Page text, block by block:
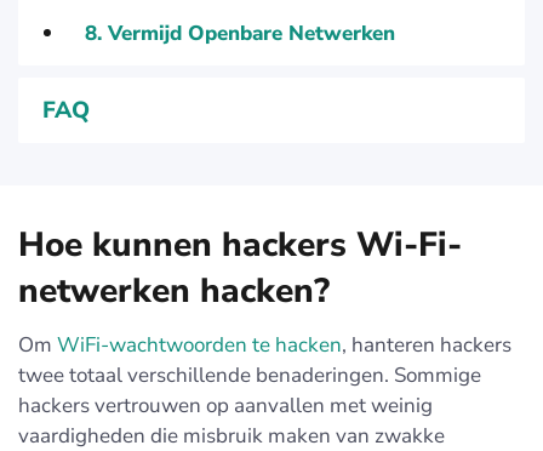
8. Vermijd Openbare Netwerken
FAQ
Hoe kunnen hackers Wi-Fi-
netwerken hacken?
Om WiFi-wachtwoorden te hacken, hanteren hackers
twee totaal verschillende benaderingen. Sommige
hackers vertrouwen op aanvallen met weinig
vaardigheden die misbruik maken van zwakke